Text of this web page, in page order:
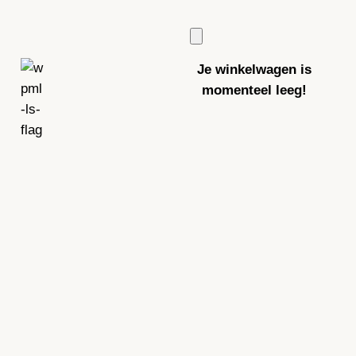
Je winkelwagen is
momenteel leeg!